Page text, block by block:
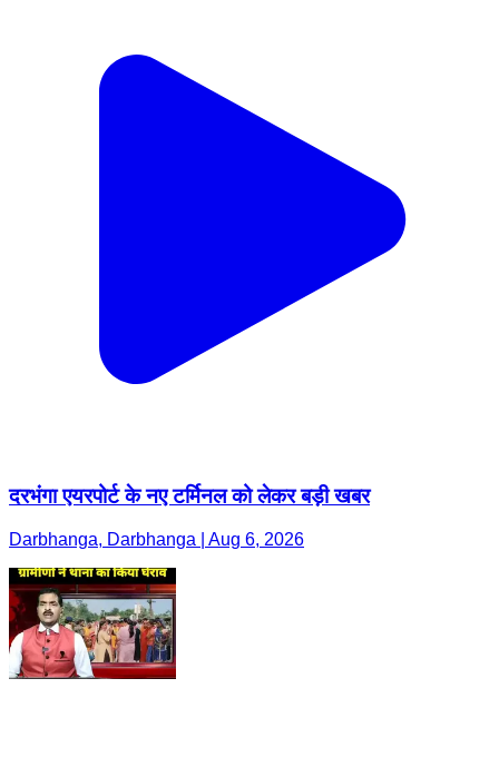
दरभंगा एयरपोर्ट के नए टर्मिनल को लेकर बड़ी खबर
Darbhanga, Darbhanga | Aug 6, 2026